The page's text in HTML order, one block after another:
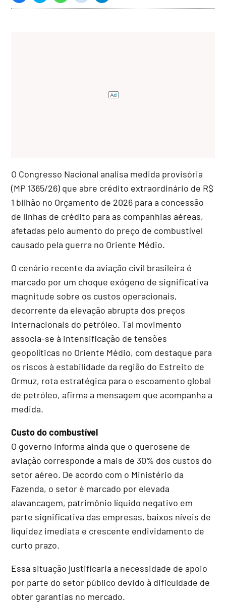
O Congresso Nacional analisa medida provisória
(MP 1365/26) que abre crédito extraordinário de R$
1 bilhão no Orçamento de 2026 para a concessão
de linhas de crédito para as companhias aéreas,
afetadas pelo aumento do preço de combustível
causado pela guerra no Oriente Médio.
O cenário recente da aviação civil brasileira é
marcado por um choque exógeno de significativa
magnitude sobre os custos operacionais,
decorrente da elevação abrupta dos preços
internacionais do petróleo. Tal movimento
associa-se à intensificação de tensões
geopolíticas no Oriente Médio, com destaque para
os riscos à estabilidade da região do Estreito de
Ormuz, rota estratégica para o escoamento global
de petróleo, afirma a mensagem que acompanha a
medida.
Custo do combustível
O governo informa ainda que o querosene de
aviação corresponde a mais de 30% dos custos do
setor aéreo. De acordo com o Ministério da
Fazenda, o setor é marcado por elevada
alavancagem, patrimônio líquido negativo em
parte significativa das empresas, baixos níveis de
liquidez imediata e crescente endividamento de
curto prazo.
Essa situação justificaria a necessidade de apoio
por parte do setor público devido à dificuldade de
obter garantias no mercado.